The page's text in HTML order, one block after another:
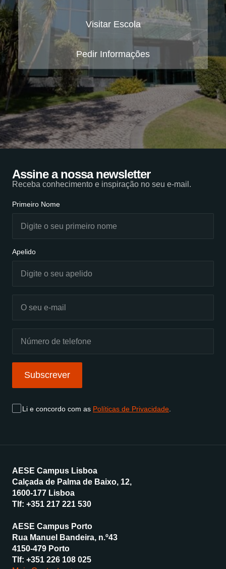
Visitar Escola
Pedir Informações
Assine a nossa newsletter
Receba conhecimento e inspiração no seu e-mail.
Primeiro Nome
Apelido
Subscrever
Li e concordo com as Políticas de Privacidade
AESE Campus Lisboa
Calçada de Palma de Baixo, 12,
1600-177 Lisboa
Tlf: +351 217 221 530
AESE Campus Porto
Rua Manuel Bandeira, n.º43
4150-479 Porto
Tlf: +351 226 108 025